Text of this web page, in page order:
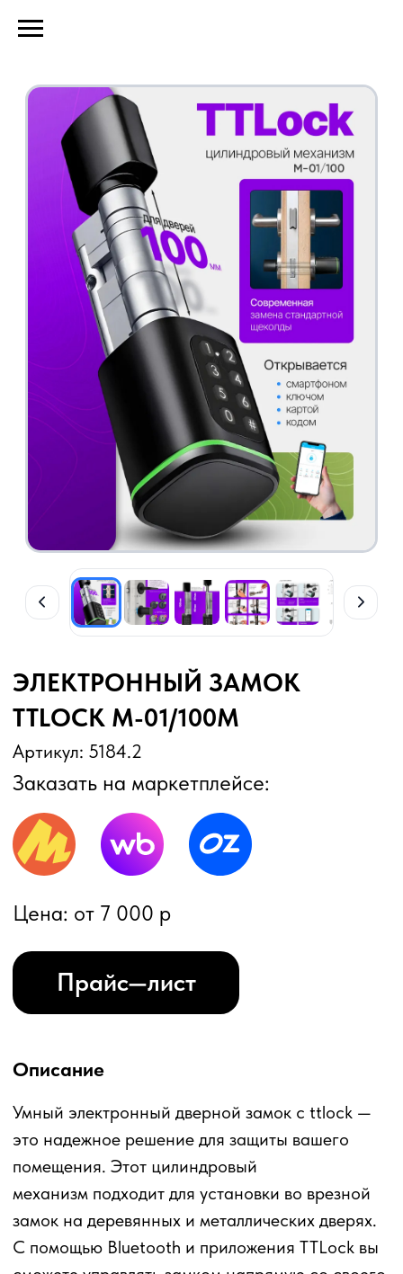
Заказать на маркетплейсе:
ЭЛЕКТРОННЫЙ ЗАМОК
TTLOCK M-01/100М
Артикул: 5184.2
Описание
Умный электронный дверной замок с ttlock —
это надежное решение для защиты вашего
помещения. Этот цилиндровый
механизм подходит для установки во врезной
замок на деревянных и металлических дверях.
сможете управлять замком напрямую со своего
смартфона. Удаленное подключение через Wi-
Fi возможно при наличии шлюза. С помощью
приложения вы можете контролировать доступ,
управлять пользователями и получать
уведомления о посещениях.
способами: код-пароль, IC-карта, мобильный
аренды помещений доступна функция
создания одноразовых и временных кодов, что
позволяет избежать передачи физических
ключей. Принцип работы электронного
цилиндра заключается в разблокировании или
блокировке микромеханизма а сам замок
открывается вручную путем проворачивания
ручки цилиндра. Закрывание двери также
проводиться вручную.